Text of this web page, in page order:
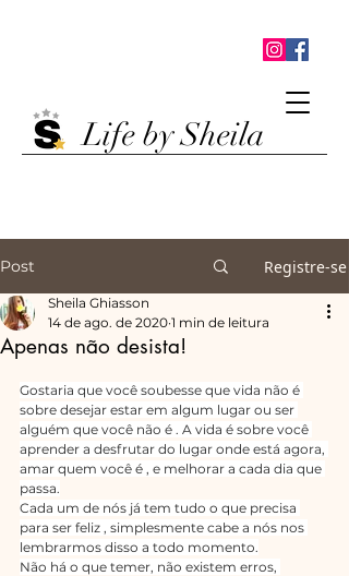
Life by Sheila
Post Registre-se
Apenas não desista!
Sheila Ghiasson
14 de ago. de 2020 1 min de leitura
Gostaria que você soubesse que vida não é
sobre desejar estar em algum lugar ou ser
alguém que você não é . A vida é sobre você
aprender a desfrutar do lugar onde está agora,
amar quem você é , e melhorar a cada dia que
passa.
Cada um de nós já tem tudo o que precisa
para ser feliz , simplesmente cabe a nós nos
lembrarmos disso a todo momento.
Não há o que temer, não existem erros,